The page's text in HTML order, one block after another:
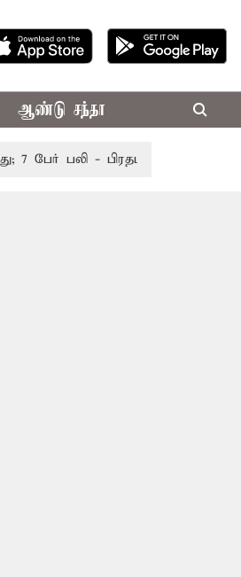
ஆண்டு சந்தா
பலி - பிரதமர் மோடி இரங்கல்